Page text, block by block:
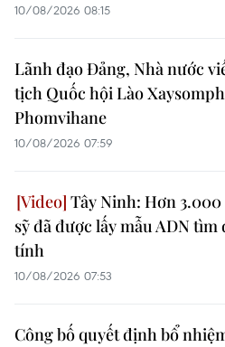
10/08/2026 08:15
Lãnh đạo Đảng, Nhà nước
tịch Quốc hội Lào
Phomvihane
10/08/2026 07:59
Tây Ninh: Hơn
sỹ đã được lấy mẫu ADN tìm
tính
10/08/2026 07:53
Công bố quyết định bổ